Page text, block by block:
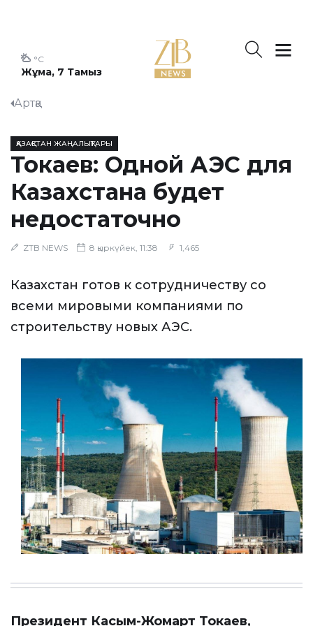
Жұма, 7 Тамыз
°C
Артқа
ҚАЗАҚСТАН ЖАҢАЛЫҚТАРЫ
Токаев: Одной АЭС для
Казахстана будет
недостаточно
ZTB NEWS 8 қыркүйек, 11:38 1,465
Казахстан готов к сотрудничеству со
всеми мировыми компаниями по
строительству новых АЭС.
Президент Касым-Жомарт Токаев,